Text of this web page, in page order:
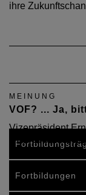
ihre
MEINUNG
VOF? ... Ja,
Vizepräsident
DAB
Fortbildungen